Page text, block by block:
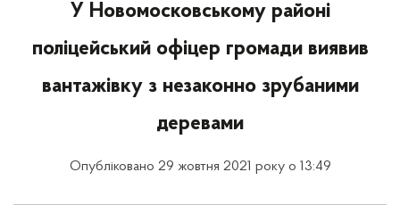
У Новомосковському районі
поліцейський офіцер громади виявив
вантажівку з незаконно зрубаними
деревами
Опубліковано 29 жовтня 2021 року о 13:49